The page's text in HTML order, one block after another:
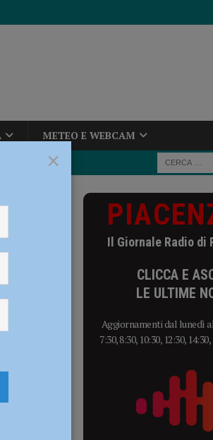
METEO E WEBCAM
il 3
Il Giornale Radio di
CLICCA E
LE ULTIME
Aggiornamenti dal lunedì
7:30, 8:30, 10:30, 12:30,
×